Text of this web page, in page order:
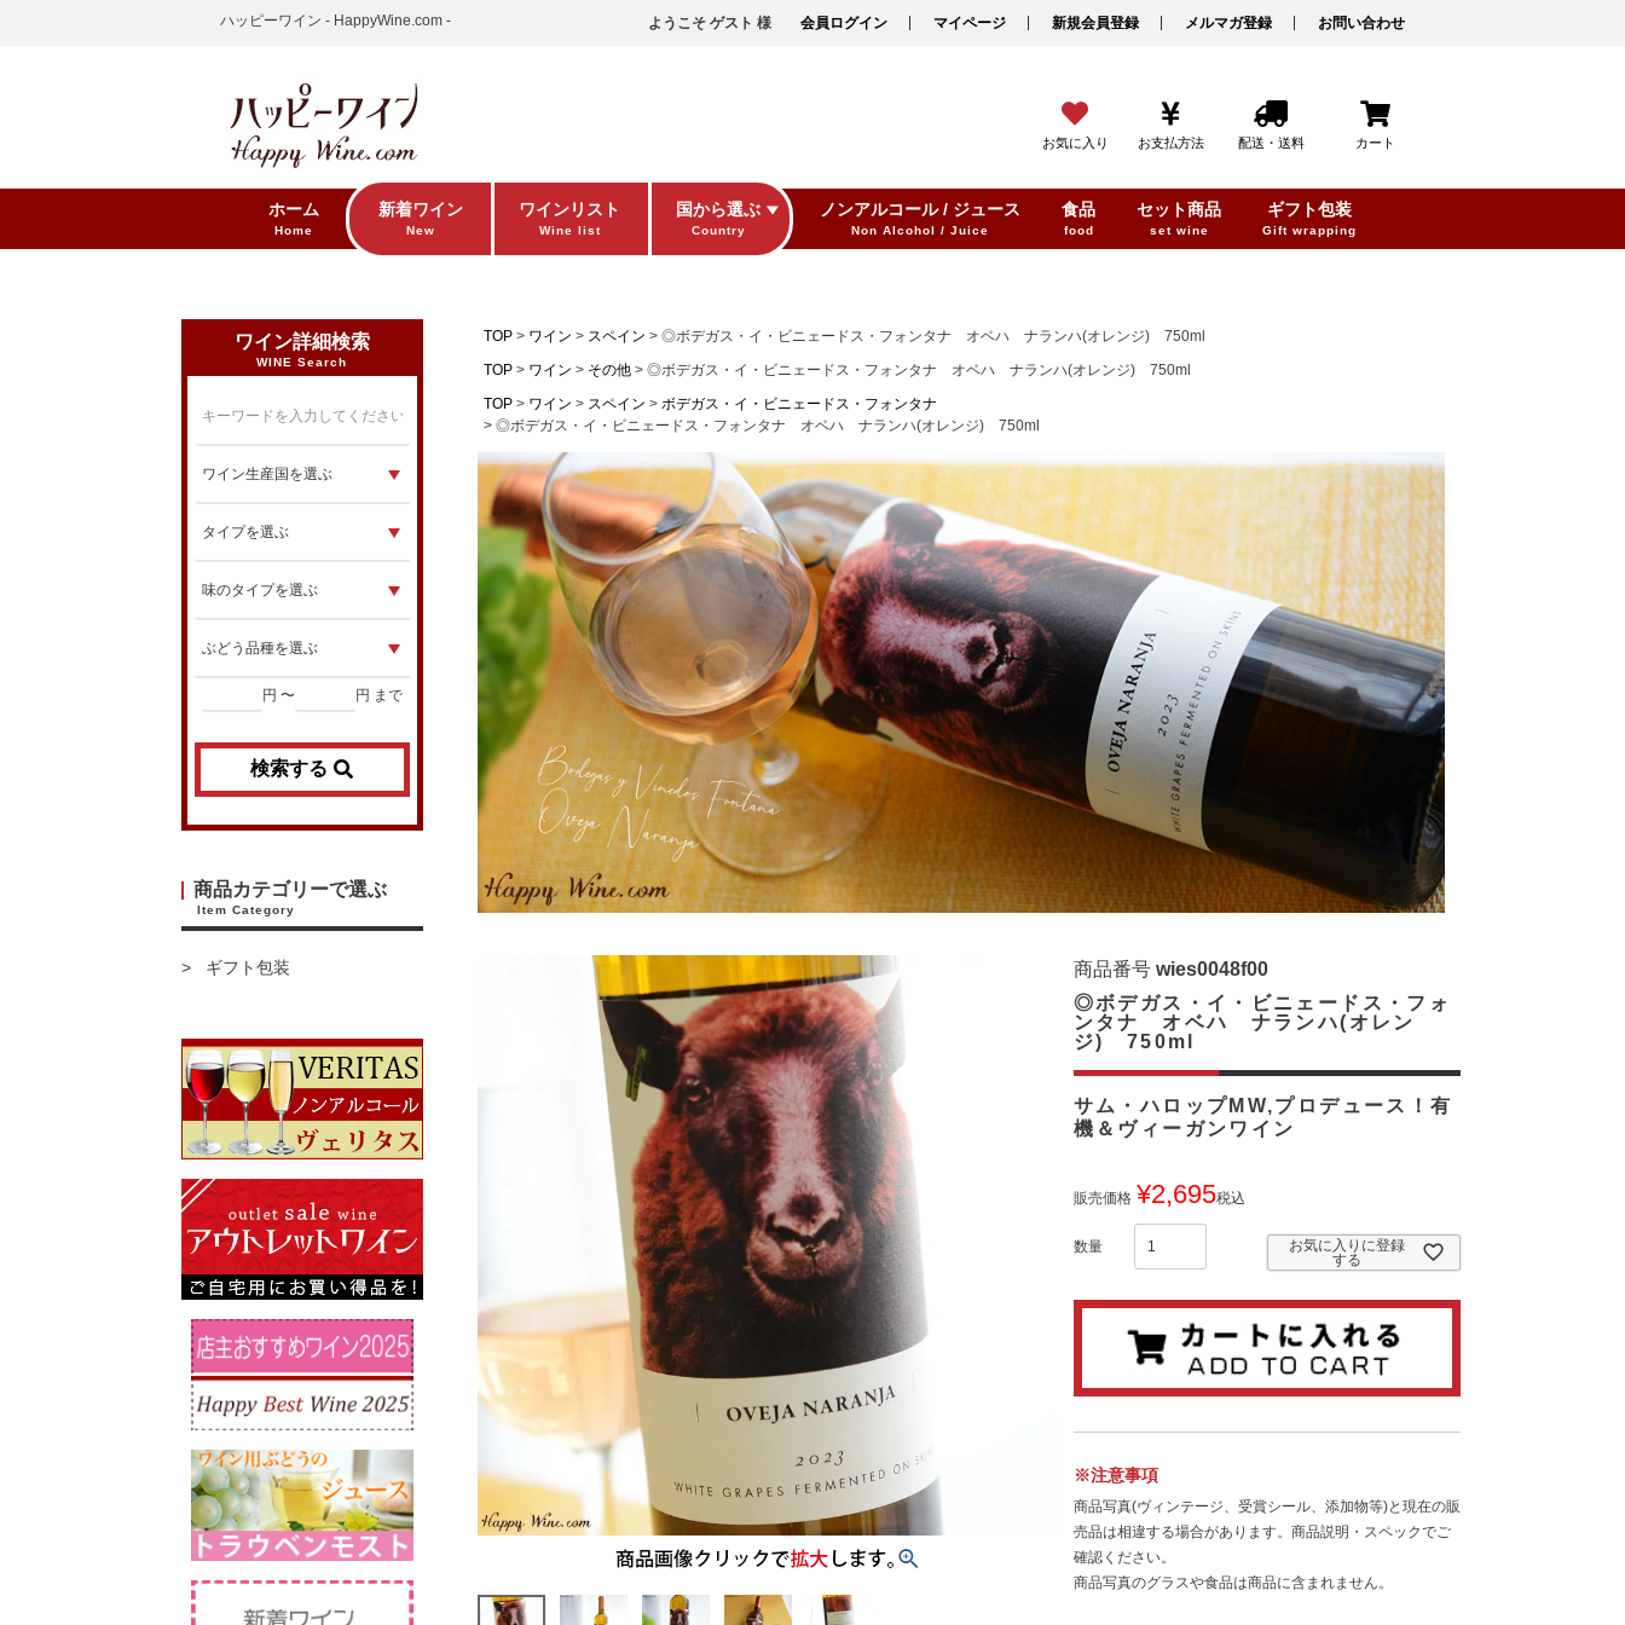
ハッピーワイン - HappyWine.com - ようこそ ゲスト 様 会員ログイン マイページ 新規会員登録 メルマガ登録 お問い合わせ
お気に入り お支払方法 配送・送料 カート
ホーム
Home
新着ワイン
New
ワインリスト
Wine list
国から選ぶ
Country
ノンアルコール / ジュース
Non Alcohol / Juice
食品
food
セット商品
set wine
ギフト包装
Gift wrapping
ワイン詳細検索
WINE Search
円 〜 円 まで
検索する
商品カテゴリーで選ぶ
Item Category
ギフト包装
TOP ワイン スペイン
◎ボデガス・イ・ビニェードス・フォンタナ オベハ ナランハ(オレンジ) 750ml
TOP
ワイン その他
◎ボデガス・イ・ビニェードス・フォンタナ オベハ ナランハ(オレンジ) 750ml
TOP
ワイン スペイン
ボデガス・イ・ビニェードス・フォンタナ
◎ボデガス・イ・ビニェードス・フォンタナ オベハ ナランハ(オレンジ) 750ml
商品番号 wies0048f00
サム・ハロップMW,プロデュース！有
機＆ヴィーガンワイン
◎ボデガス・イ・ビニェードス・フォ
ンタナ オベハ ナランハ(オレン
ジ) 750ml
販売価格 ¥2,695税込
お気に入りに登録
する
※注意事項
商品写真(ヴィンテージ、受賞シール、添加物等)と現在の販
売品は相違する場合があります。商品説明・スペックでご
確認ください。
商品写真のグラスや食品は商品に含まれません。